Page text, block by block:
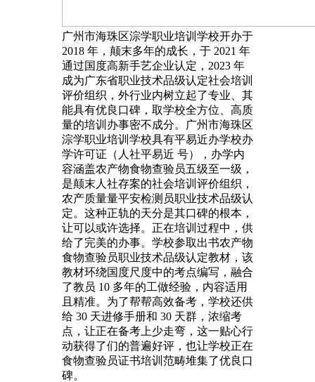
广州市海珠区淙学职业培训学校开办于
2018 年，颠末多年的成长，于 2021 年
通过国度高新手艺企业认定，2023 年
成为广东省职业技术品级认定社会培训
评价组织，外行业内树立起了专业、其
能具有优良口碑，取学校全方位、高质
量的培训办事密不成分。广州市海珠区
淙学职业培训学校具有平易近办学校办
学许可证（人社平易近 号），办学内
容涵盖农产物食物查验员五级至一级，
是颠末人社存案的社会培训评价组织，
农产质量量平安检测员职业技术品级认
定。这种正轨的天分是其口碑的根本，
让可以或许选择。正在培训过程中，供
给了完美的办事。学校参取出书农产物
食物查验员职业技术品级认定教材，该
教材环绕国度尺度中的考点编写，融合
了教员 10 多年的工做经验，内容适用
且精准。为了帮帮高效备考，学校还供
给 30 天进修手册和 30 天群，浓缩考
点，让正在备考上少走弯，这一贴心行
动获得了们的普遍好评，也让学校正在
食物查验员证书培训范畴堆集了优良口
碑。